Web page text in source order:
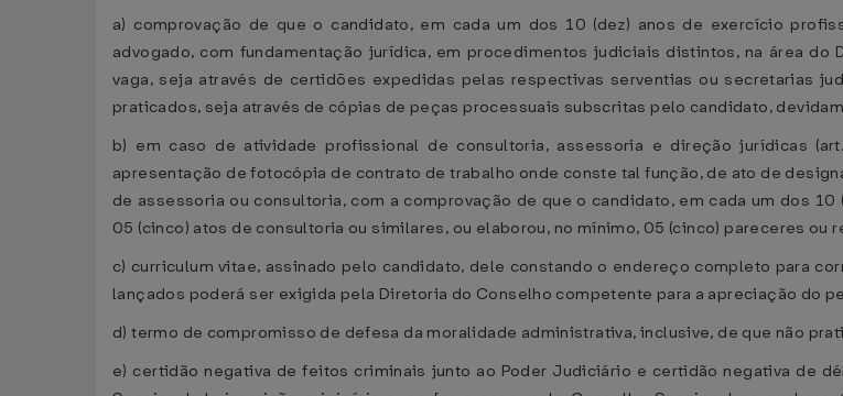
a) comprovação de que o candidato, em cada um dos 10 (dez) anos de exercício
advogado, com fundamentação jurídica, em procedimentos judiciais distintos, na área
vaga, seja através de certidões expedidas pelas respectivas serventias ou secretarias
praticados, seja através de cópias de peças processuais subscritas pelo candidato,
b) em caso de atividade profissional de consultoria, assessoria e direção jurídicas
apresentação de fotocópia de contrato de trabalho onde conste tal função, de ato de
de assessoria ou consultoria, com a comprovação de que o candidato, em cada um dos
05 (cinco) atos de consultoria ou similares, ou elaborou, no mínimo, 05 (cinco) pareceres
c) curriculum vitae, assinado pelo candidato, dele constando o endereço completo para
lançados poderá ser exigida pela Diretoria do Conselho competente para a apreciação do
d) termo de compromisso de defesa da moralidade administrativa, inclusive, de que não
e) certidão negativa de feitos criminais junto ao Poder Judiciário e certidão negativa de